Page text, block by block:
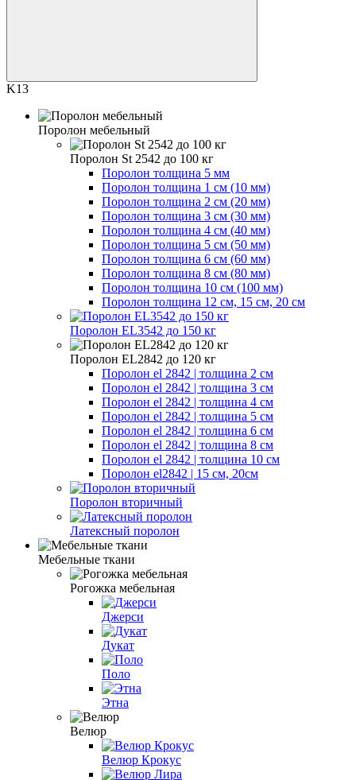
K13
Поролон мебельный
Поролон St 2542 до 100 кг
Поролон толщина 5 мм
Поролон толщина 1 см (10 мм)
Поролон толщина 2 см (20 мм)
Поролон толщина 3 см (30 мм)
Поролон толщина 4 см (40 мм)
Поролон толщина 5 см (50 мм)
Поролон толщина 6 см (60 мм)
Поролон толщина 8 см (80 мм)
Поролон толщина 10 см (100 мм)
Поролон толщина 12 см, 15 см, 20 см
Поролон EL3542 до 150 кг
Поролон EL2842 до 120 кг
Поролон el 2842 | толщина 2 см
Поролон el 2842 | толщина 3 см
Поролон el 2842 | толщина 4 см
Поролон el 2842 | толщина 5 см
Поролон el 2842 | толщина 6 см
Поролон el 2842 | толщина 8 см
Поролон el 2842 | толщина 10 см
Поролон el2842 | 15 см, 20см
Поролон вторичный
Латексный поролон
Мебельные ткани
Рогожка мебельная
Джерси
Дукат
Поло
Этна
Велюр
Велюр Крокус